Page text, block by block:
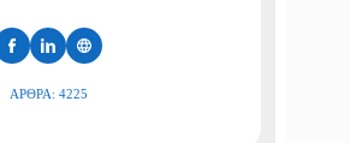
ΆΡΘΡΑ: 4225